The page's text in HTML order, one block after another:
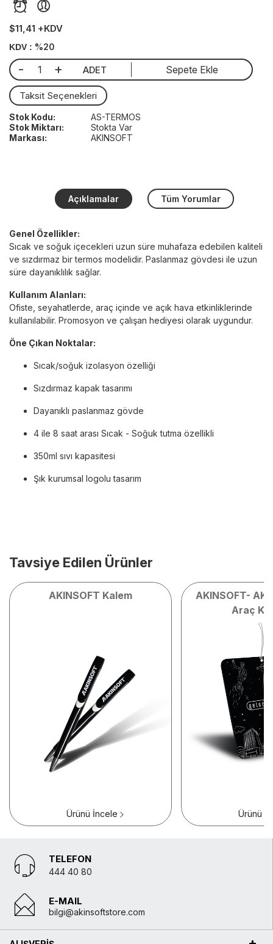
$11,41 +KDV
KDV : %20
- + ADET Sepete Ekle
Taksit Seçenekleri
Stok Kodu:
AS-TERMOS
Stok Miktarı:
Stokta Var
Markası:
AKINSOFT
Açıklamalar Tüm Yorumlar
Genel Özellikler:
Sıcak ve soğuk içecekleri uzun süre muhafaza edebilen kaliteli
ve sızdırmaz bir termos modelidir. Paslanmaz gövdesi ile uzun
süre dayanıklılık sağlar.
Kullanım Alanları:
Ofiste, seyahatlerde, araç içinde ve açık hava etkinliklerinde
kullanılabilir. Promosyon ve çalışan hediyesi olarak uygundur.
Öne Çıkan Noktalar:
Sıcak/soğuk izolasyon özelliği
Sızdırmaz kapak tasarımı
Dayanıklı paslanmaz gövde
4 ile 8 saat arası Sıcak - Soğuk tutma özellikli
350ml sıvı kapasitesi
Şık kurumsal logolu tasarım
Tavsiye Edilen Ürünler
AKINSOFT Kalem
Ürünü İncele
AKINSOFT-
Araç
Ürünü
TELEFON
444 40 80
E-MAIL
bilgi@akinsoftstore.com